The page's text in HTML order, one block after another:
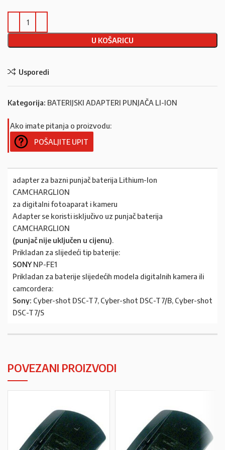
U KOŠARICU
Usporedi
Kategorija: BATERIJSKI ADAPTERI PUNJAČA LI-ION
Ako imate pitanja o proizvodu:
POŠALJITE UPIT
adapter za bazni punjač baterija Lithium-Ion
CAMCHARGLION
za digitalni fotoaparat i kameru
Adapter se koristi isključivo uz punjač baterija
CAMCHARGLION
(punjač nije uključen u cijenu).
Prikladan za slijedeći tip baterije:
SONYNP-FE1
Prikladan za baterije slijedećih modela digitalnih kamera ili
camcordera:
Sony: Cyber-shot DSC-T7, Cyber-shot DSC-T7/B, Cyber-shot
DSC-T7/S
POVEZANI PROIZVODI